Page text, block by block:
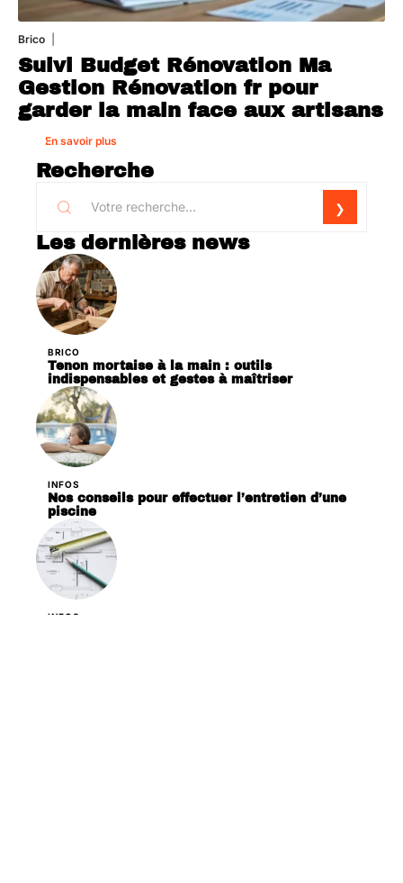
Brico
Suivi Budget Rénovation Ma
Gestion Rénovation fr pour
garder la main face aux artisans
En savoir plus
Recherche
Les dernières news
BRICO
Tenon mortaise à la main : outils
indispensables et gestes à maîtriser
INFOS
Nos conseils pour effectuer l’entretien d’une
piscine
INFOS